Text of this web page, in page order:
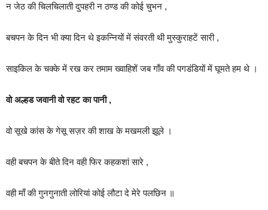
न जेठ की चिलचिलाती दुपहरी न ठण्ड की कोई चुभन ,
बचपन के दिन भी क्या दिन थे इकन्नियों में संवरती थी मुस्कुराहटें सारी ,
साइकिल के चक्के में रख कर तमाम ख्वाहिशें जब गाँव की पगडंडियों में घूमते हम थे ।
वो अल्हड जवानी वो रहट का पानी ,
वो सूखे कांस के गेसू सज़र की शाख के मखमली झूले ।
वही बचपन के बीते दिन वही फिर कहकशां सारे ,
वही माँ की गुनगुनाती लोरियां कोई लौटा दे मेरे पलछिन ॥